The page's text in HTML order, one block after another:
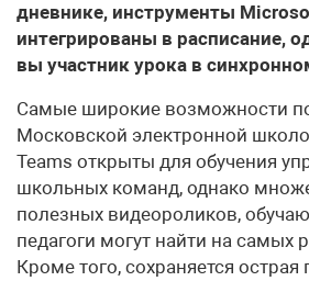
дневнике, инструменты
интегрированы в расписание,
вы участник урока в
Самые широкие возможности
Московской электронной
Teams открыты для обучения
школьных команд, однако
полезных видеороликов,
педагоги могут найти на самых
Кроме того, сохраняется острая